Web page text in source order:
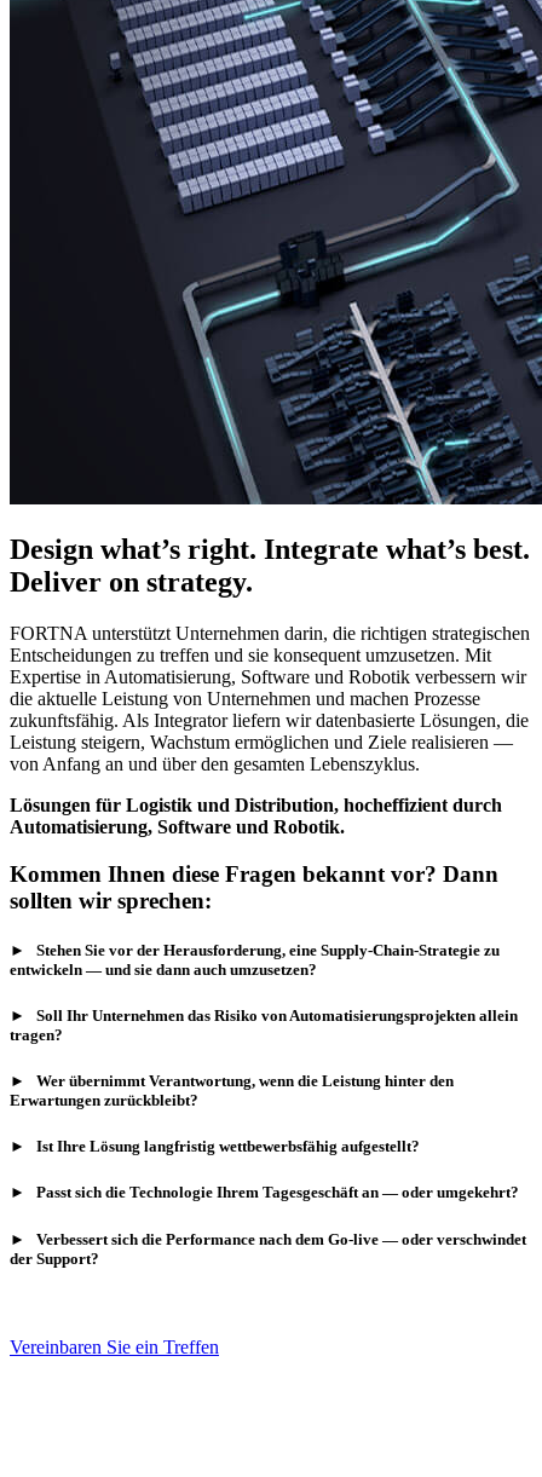
Design what’s right. Integrate what’s best.
Deliver on strategy.
FORTNA unterstützt Unternehmen darin, die richtigen strategischen
Entscheidungen zu treffen und sie konsequent umzusetzen. Mit
Expertise in Automatisierung, Software und Robotik verbessern wir
die aktuelle Leistung von Unternehmen und machen Prozesse
zukunftsfähig. Als Integrator liefern wir datenbasierte Lösungen, die
Leistung steigern, Wachstum ermöglichen und Ziele realisieren —
von Anfang an und über den gesamten Lebenszyklus.
Lösungen für Logistik und Distribution, hocheffizient durch
Automatisierung, Software und Robotik.
Kommen Ihnen diese Fragen bekannt vor? Dann
sollten wir sprechen:
► Stehen Sie vor der Herausforderung, eine Supply-Chain-Strategie zu
entwickeln — und sie dann auch umzusetzen?
► Soll Ihr Unternehmen das Risiko von Automatisierungsprojekten allein
tragen?
► Wer übernimmt Verantwortung, wenn die Leistung hinter den
Erwartungen zurückbleibt?
► Ist Ihre Lösung langfristig wettbewerbsfähig aufgestellt?
► Passt sich die Technologie Ihrem Tagesgeschäft an — oder umgekehrt?
► Verbessert sich die Performance nach dem Go-live — oder verschwindet
der Support?
Vereinbaren Sie ein Treffen